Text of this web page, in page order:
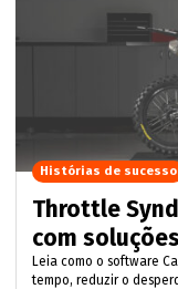
Throttle
com
Leia como o software
tempo, reduzir o
Histórias de sucesso